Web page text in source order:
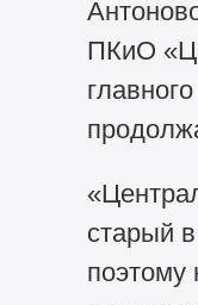
ПКиО
старый
поэтому